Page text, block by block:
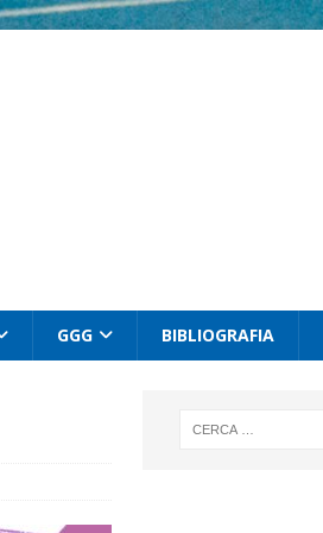
GGG BIBLIOGRAFIA